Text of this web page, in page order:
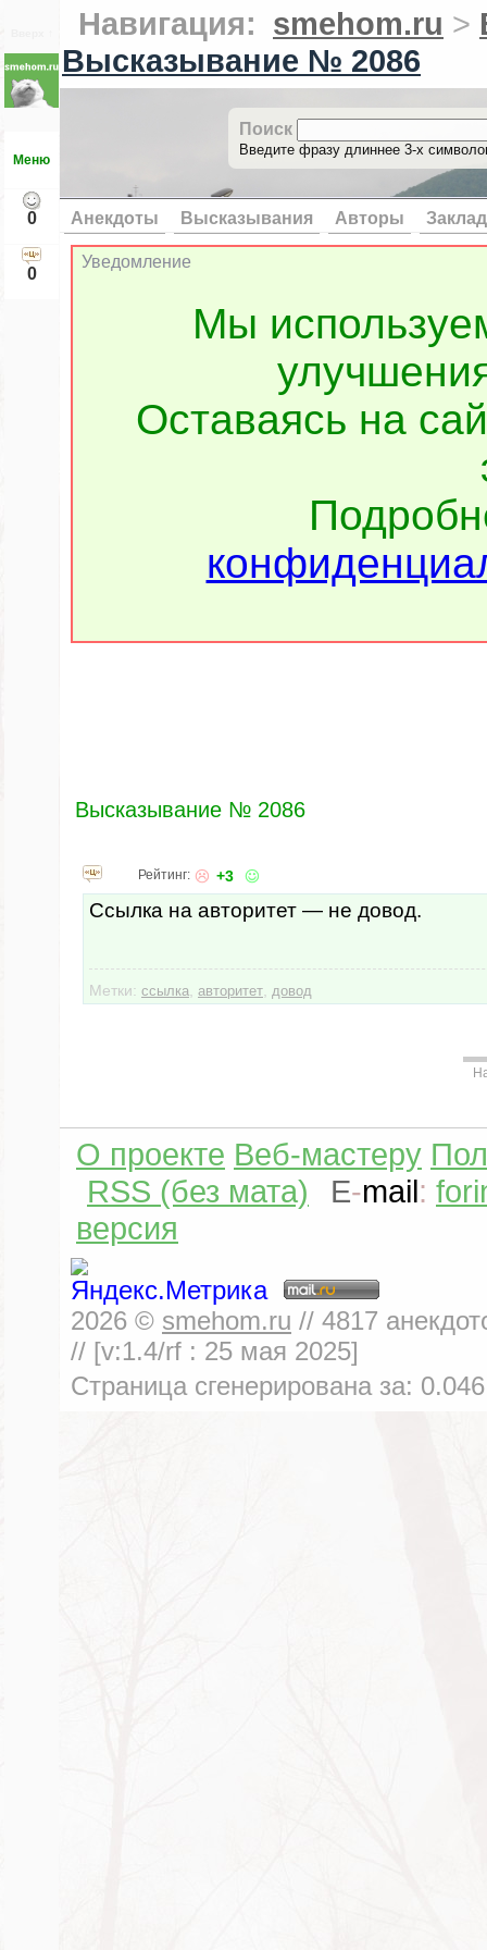
Меню
0
0
Навигация: smehom.ru >
Высказывание № 2086
Поиск
Введите фразу длиннее 3-х
Анекдоты Высказывания Авторы
Уведомление
Мы
Оставаясь на
Высказывание № 2086
Рейтинг: +3
Ссылка на авторитет — не довод.
Метки: ссылка авторитет довод
О проекте Веб-мастеру
RSS (без мата)
E-mail:
версия
2026 © smehom.ru // 4817
// [v:1.4/rf : 25 мая 2025]
Страница сгенерирована за: 0.046